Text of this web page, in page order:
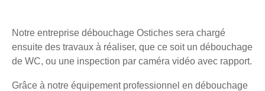
Notre entreprise débouchage Ostiches sera chargé
ensuite des travaux à réaliser, que ce soit un débouchage
de WC, ou une inspection par caméra vidéo avec rapport.
Grâce à notre équipement professionnel en débouchage